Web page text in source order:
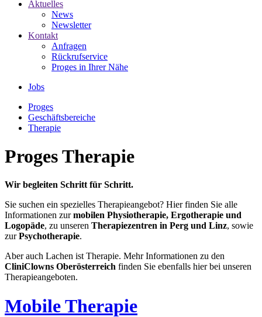
Aktuelles
News
Newsletter
Kontakt
Anfragen
Rückrufservice
Proges in Ihrer Nähe
Jobs
Proges
Geschäftsbereiche
Therapie
Proges Therapie
Wir begleiten Schritt für Schritt.
Sie suchen ein spezielles Therapieangebot? Hier finden Sie alle
Informationen zurmobilen Physiotherapie, Ergotherapie und
Logopäde, zu unseren Therapiezentren in Perg und Linz, sowie
zurPsychotherapie.
Aber auch Lachen ist Therapie. Mehr Informationen zu den
CliniClowns Oberösterreich finden Sie ebenfalls hier bei unseren
Therapieangeboten.
Mobile Therapie